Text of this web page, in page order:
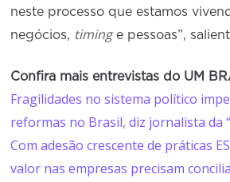
neste processo que estamos
negócios, timinge pessoas”,
Confira mais entrevistas do UM
Fragilidades no sistema político
reformas no Brasil, diz jornalista da
Com adesão crescente de práticas
valor nas empresas precisam